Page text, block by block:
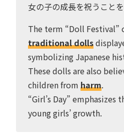
女の子の成長を祝うことを
The term “Doll Festival”
traditional dolls
symbolizing Japanese
These dolls are also
children from harm.
“Girl’s Day”
young girls’ growth.